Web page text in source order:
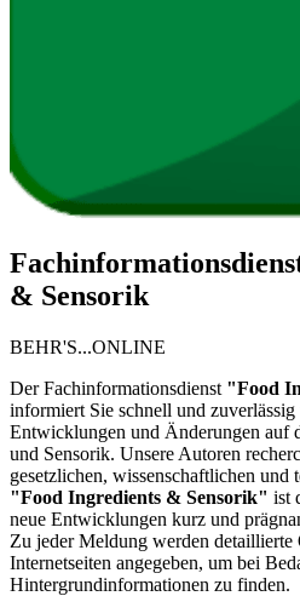
& Sensorik
BEHR'S...ONLINE
Der Fachinformationsdienst "Food
informiert Sie schnell und zuverlässig
Entwicklungen und Änderungen auf
und Sensorik. Unsere Autoren
gesetzlichen, wissenschaftlichen und
"Food Ingredients & Sensorik" ist
neue Entwicklungen kurz und
Zu jeder Meldung werden detaillierte
Internetseiten angegeben, um bei
Hintergrundinformationen zu finden.